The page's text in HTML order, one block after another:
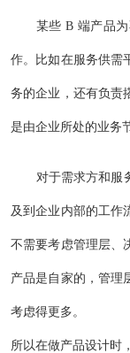
某些 B 端产品
作。比如在服务供需
务的企业，还有负责
是由企业所处的业务
对于需求方和服
及到企业内部的工作
不需要考虑管理层、
产品是自家的，管理
考虑得更多。
所以在做产品设计时